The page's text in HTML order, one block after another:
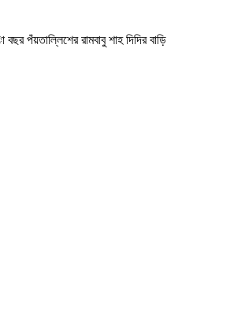
পঁয়তাল্লিশের রামবাবু শাহ দিদির বাড়ি